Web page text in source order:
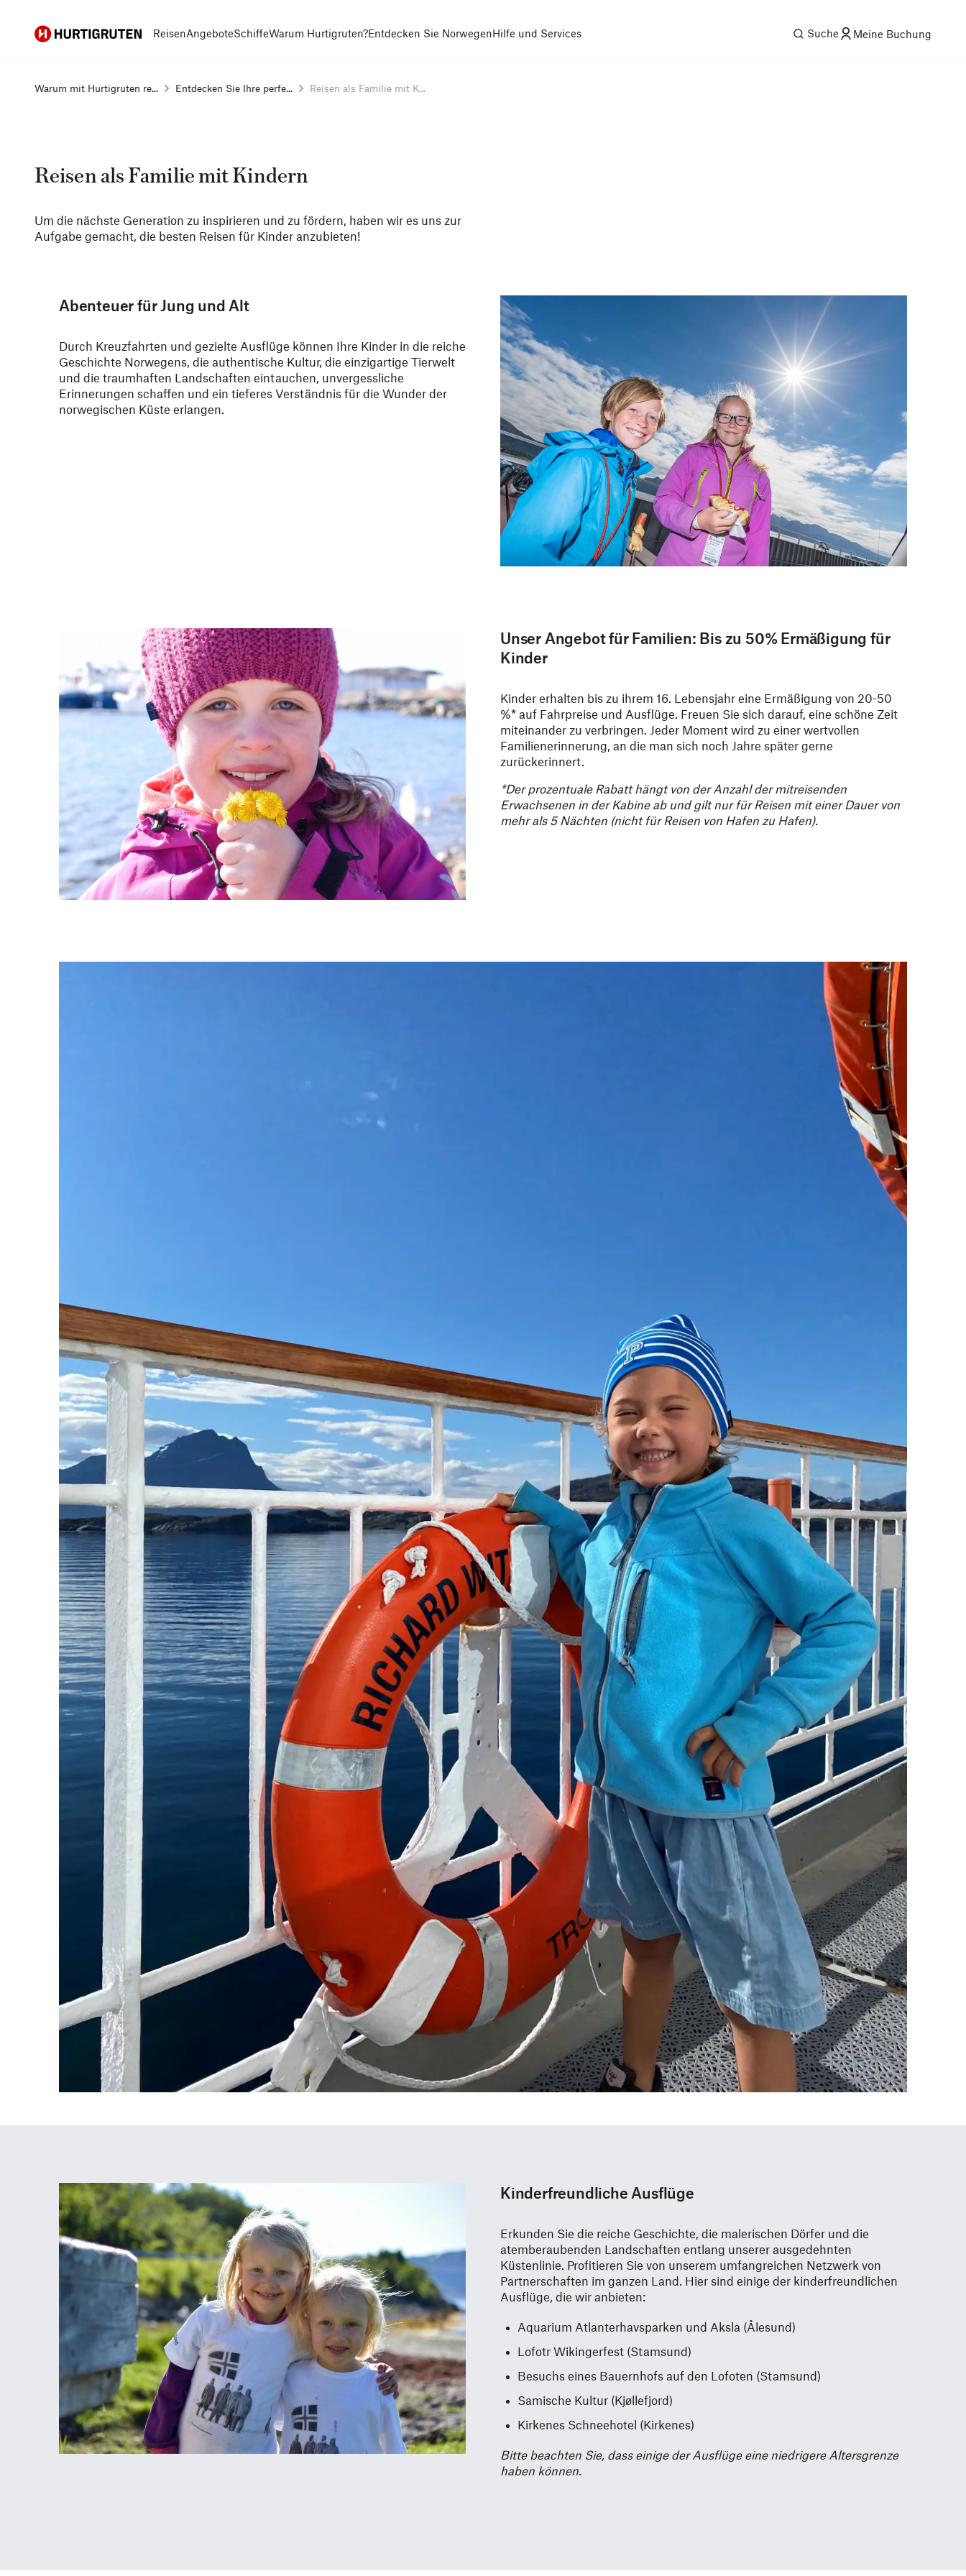
Hurtigruten ReisenAngeboteSchiffeWarum Hurtigruten?Entdecken Sie NorwegenHilfe und Services Suche Meine Buchung
Warum mit Hurtigruten re... Entdecken Sie Ihre perfe... Reisen als Familie mit K...
Reisen als Familie mit Kindern
Um die nächste Generation zu inspirieren und zu fördern, haben wir es uns zur
Aufgabe gemacht, die besten Reisen für Kinder anzubieten!
Abenteuer für Jung und Alt
Durch Kreuzfahrten und gezielte Ausflüge können Ihre Kinder in die reiche
Geschichte Norwegens, die authentische Kultur, die einzigartige Tierwelt
und die traumhaften Landschaften eintauchen, unvergessliche
Erinnerungen schaffen und ein tieferes Verständnis für die Wunder der
norwegischen Küste erlangen.
Unser Angebot für Familien: Bis zu 50% Ermäßigung für
Kinder
Kinder erhalten bis zu ihrem 16. Lebensjahr eine Ermäßigung von 20-50
%* auf Fahrpreise und Ausflüge. Freuen Sie sich darauf, eine schöne Zeit
miteinander zu verbringen. Jeder Moment wird zu einer wertvollen
Familienerinnerung, an die man sich noch Jahre später gerne
zurückerinnert.
*Der prozentuale Rabatt hängt von der Anzahl der mitreisenden
Erwachsenen in der Kabine ab und gilt nur für Reisen mit einer Dauer von
mehr als 5 Nächten (nicht für Reisen von Hafen zu Hafen).
Kinderfreundliche Ausflüge
Erkunden Sie die reiche Geschichte, die malerischen Dörfer und die
atemberaubenden Landschaften entlang unserer ausgedehnten
Küstenlinie. Profitieren Sie von unserem umfangreichen Netzwerk von
Partnerschaften im ganzen Land. Hier sind einige der kinderfreundlichen
Ausflüge, die wir anbieten:
Aquarium Atlanterhavsparken und Aksla (Ålesund)
Lofotr Wikingerfest (Stamsund)
Besuchs eines Bauernhofs auf den Lofoten (Stamsund)
Samische Kultur (Kjøllefjord)
Kirkenes Schneehotel (Kirkenes)
Bitte beachten Sie, dass einige der Ausflüge eine niedrigere Altersgrenze
haben können.